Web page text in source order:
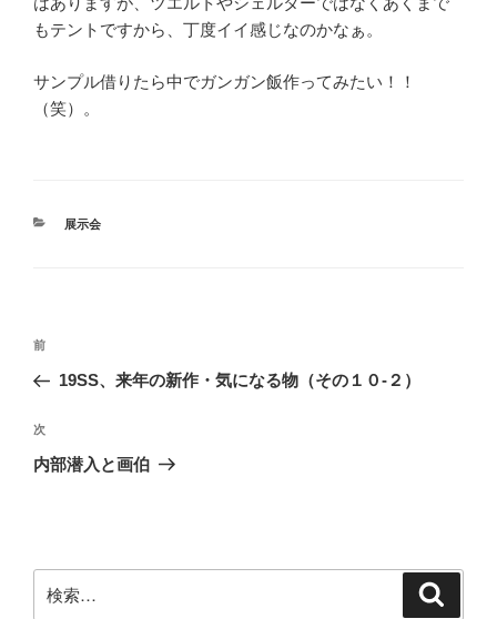
もテントですから、丁度イイ感じなのかなぁ。
サンプル借りたら中でガンガン飯作ってみたい！！
（笑）。
カ
展示会
投
ナ
ビ
ゲ
ン
前
の
稿
前
19SS、来年の新作・気になる物（その１０-２）
次
の
次
内部潜入と画伯
索: